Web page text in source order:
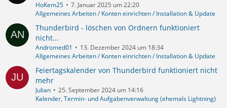
HoKem25
7. Januar 2025 um 22:20
Allgemeines Arbeiten / Konten einrichten / Installation & Update
Thunderbird - löschen von Ordnern funktioniert
nicht...
Andromed01
13. Dezember 2024 um 18:34
Allgemeines Arbeiten / Konten einrichten / Installation & Update
Feiertagskalender von Thunderbird funktioniert nicht
mehr
Julian
25. September 2024 um 14:16
Kalender, Termin- und Aufgabenverwaltung (ehemals Lightning)